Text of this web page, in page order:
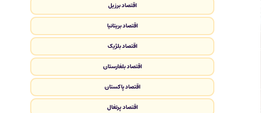
اقتصاد برزیل
اقتصاد بریتانیا
اقتصاد بلژیک
اقتصاد بلغارستان
اقتصاد پاکستان
اقتصاد پرتغال